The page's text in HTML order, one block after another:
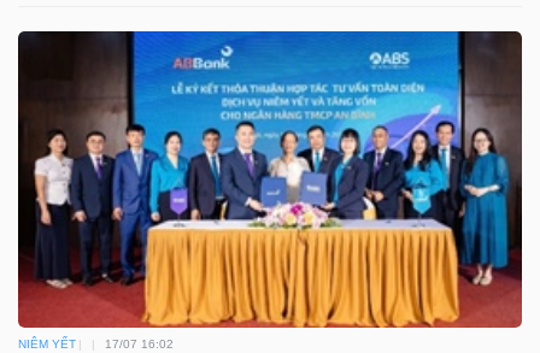
NIÊM YẾT 17/07 16:02
Bài
viết
của
(-)